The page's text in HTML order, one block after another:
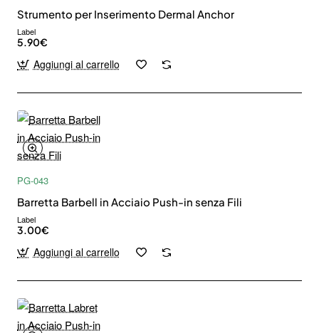
Strumento per Inserimento Dermal Anchor
Label
5.90€
Aggiungi al carrello
PG-043
Barretta Barbell in Acciaio Push-in senza Fili
Label
3.00€
Aggiungi al carrello